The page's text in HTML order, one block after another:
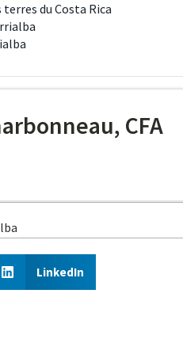
du Costa Rica
CFA
LinkedIn